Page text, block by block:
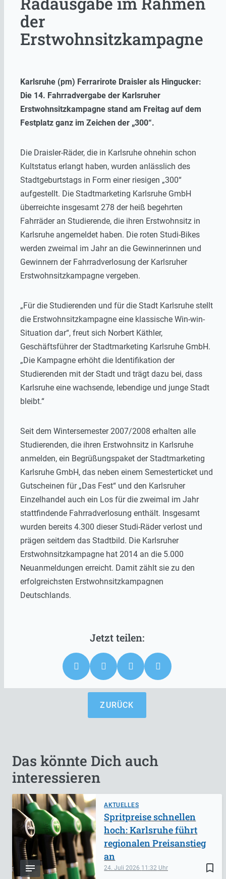
der
Erstwohnsitzkampagne
Karlsruhe (pm) Ferrarirote Draisler als Hingucker:
Die 14. Fahrradvergabe der Karlsruher
Erstwohnsitzkampagne stand am Freitag auf dem
Festplatz ganz im Zeichen der „300“.
Die Draisler-Räder, die in Karlsruhe ohnehin schon
Kultstatus erlangt haben, wurden anlässlich des
Stadtgeburtstags in Form einer riesigen „300“
aufgestellt. Die Stadtmarketing Karlsruhe GmbH
überreichte insgesamt 278 der heiß begehrten
Fahrräder an Studierende, die ihren Erstwohnsitz in
Karlsruhe angemeldet haben. Die roten Studi-Bikes
werden zweimal im Jahr an die Gewinnerinnen und
Gewinnern der Fahrradverlosung der Karlsruher
Erstwohnsitzkampagne vergeben.
„Für die Studierenden und für die Stadt Karlsruhe stellt
die Erstwohnsitzkampagne eine klassische Win-win-
Situation dar“, freut sich Norbert Käthler,
Geschäftsführer der Stadtmarketing Karlsruhe GmbH.
„Die Kampagne erhöht die Identifikation der
Studierenden mit der Stadt und trägt dazu bei, dass
Karlsruhe eine wachsende, lebendige und junge Stadt
bleibt.“
Seit dem Wintersemester 2007/2008 erhalten alle
Studierenden, die ihren Erstwohnsitz in Karlsruhe
anmelden, ein Begrüßungspaket der Stadtmarketing
Karlsruhe GmbH, das neben einem Semesterticket und
Gutscheinen für „Das Fest“ und den Karlsruher
Einzelhandel auch ein Los für die zweimal im Jahr
stattfindende Fahrradverlosung enthält. Insgesamt
wurden bereits 4.300 dieser Studi-Räder verlost und
prägen seitdem das Stadtbild. Die Karlsruher
Erstwohnsitzkampagne hat 2014 an die 5.000
Neuanmeldungen erreicht. Damit zählt sie zu den
erfolgreichsten Erstwohnsitzkampagnen
Deutschlands.
ZURÜCK
Das könnte Dich auch
interessieren
AKTUELLES
bookmark_border
24. Juli 2026 11:32
Spritpreise schnellen
hoch: Karlsruhe führt
regionalen Preisanstieg
an